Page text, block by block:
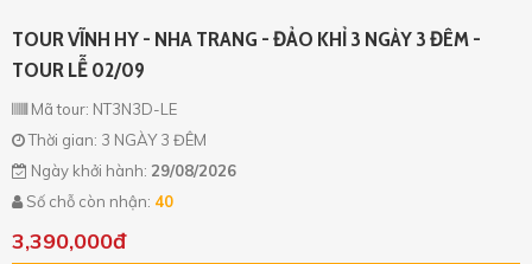
TOUR VĨNH HY - NHA TRANG - ĐẢO KHỈ 3 NGÀY 3 ĐÊM -
TOUR LỄ 02/09
Mã tour: NT3N3D-LE
Thời gian: 3 NGÀY 3 ĐÊM
Ngày khởi hành: 29/08/2026
Số chỗ còn nhận: 40
3,390,000đ